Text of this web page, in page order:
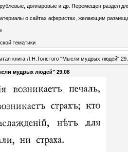
долларовые и др. Перемещен раздел
о сайтах аферистах, желающим
тематики
книга Л.Н.Толстого "Мысли мудрых людей"
мудрых людей" 29.08